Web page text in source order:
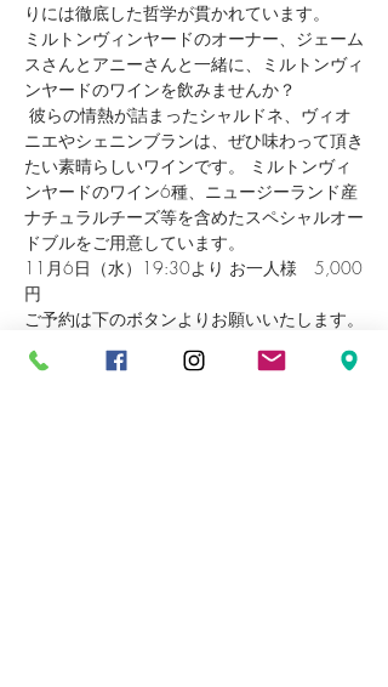
りには徹底した哲学が貫かれています。
ミルトンヴィンヤードのオーナー、ジェーム
スさんとアニーさんと一緒に、ミルトンヴィ
ンヤードのワインを飲みませんか？
彼らの情熱が詰まったシャルドネ、ヴィオ
ニエやシェニンブランは、ぜひ味わって頂き
たい素晴らしいワインです。 ミルトンヴィ
ンヤードのワイン6種、ニュージーランド産
ナチュラルチーズ等を含めたスペシャルオー
ドブルをご用意しています。
11月6日（水）19:30より お一人様　5,000
円
ご予約は下のボタンよりお願いいたします。
Read More >